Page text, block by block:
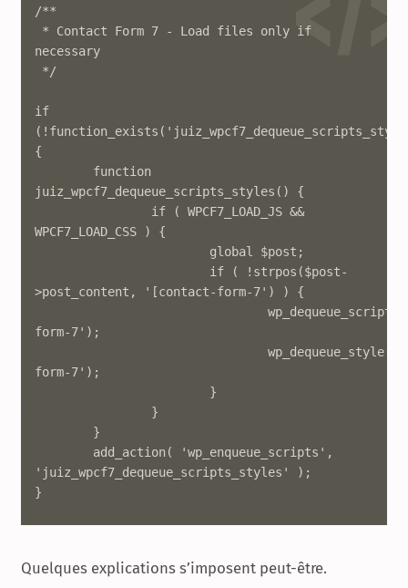
/**
necessary
if
{
juiz_wpcf7_dequeue_scripts_styles() {
WPCF7_LOAD_CSS ) {
>post_content, '[contact-form-7') ) {
form-7');
form-7');
'juiz_wpcf7_dequeue_scripts_styles' );
}
Quelques explications s’imposent peut-être.